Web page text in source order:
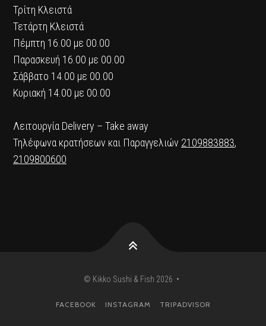
Τρίτη Κλειστά
Τετάρτη Κλειστά
Πέμπτη 16.00 με 00.00
Παρασκευή 16.00 με 00.00
Σάββατο 14.00 με 00.00
Κυριακή 14.00 με 00.00
Λειτουργία Delivery – Take away
Τηλέφωνα κρατήσεων και Παραγγελιών 2109883883,
2109800600
© Kikko Sushi & Fish 2026 •
FACEBOOK INSTAGRAM TRIPADVISOR